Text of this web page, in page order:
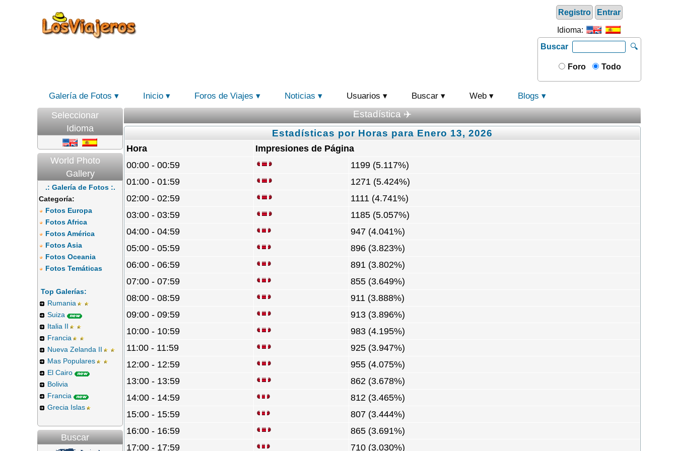
Registro Entrar
Idioma:
Buscar
🔍
Foro Todo
Galería de Fotos Inicio Foros de Viajes Noticias Usuarios Buscar Web Blogs
Seleccionar
Idioma
World Photo
Gallery
.: Galería de Fotos :.
Categoría:
Fotos Europa
Fotos Africa
Fotos América
Fotos Asia
Fotos Oceania
Fotos Temáticas
Top Galerías:
Rumania
Suiza
Italia II
Francia
Nueva Zelanda II
Mas Populares
El Cairo
Bolivia
Francia
Grecia Islas
Buscar
Estadística ✈️
Estadísticas por Horas para Enero 13, 2026
Hora
Impresiones de Página
00:00 - 00:59
1199 (5.117%)
01:00 - 01:59
1271 (5.424%)
02:00 - 02:59
1111 (4.741%)
03:00 - 03:59
1185 (5.057%)
04:00 - 04:59
947 (4.041%)
05:00 - 05:59
896 (3.823%)
06:00 - 06:59
891 (3.802%)
07:00 - 07:59
855 (3.649%)
08:00 - 08:59
911 (3.888%)
09:00 - 09:59
913 (3.896%)
10:00 - 10:59
983 (4.195%)
11:00 - 11:59
925 (3.947%)
12:00 - 12:59
955 (4.075%)
13:00 - 13:59
862 (3.678%)
14:00 - 14:59
812 (3.465%)
15:00 - 15:59
807 (3.444%)
16:00 - 16:59
865 (3.691%)
17:00 - 17:59
710 (3.030%)